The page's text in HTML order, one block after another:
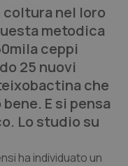
nel loro
metodica
ceppi
25 nuovi
che
E si pensa
Lo studio su
ha individuato un